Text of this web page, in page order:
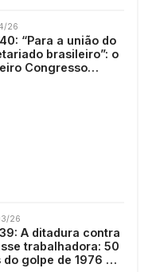
26
“Para a união do
brasileiro”: o
Congresso
26
A ditadura contra
trabalhadora: 50
do golpe de 1976 na